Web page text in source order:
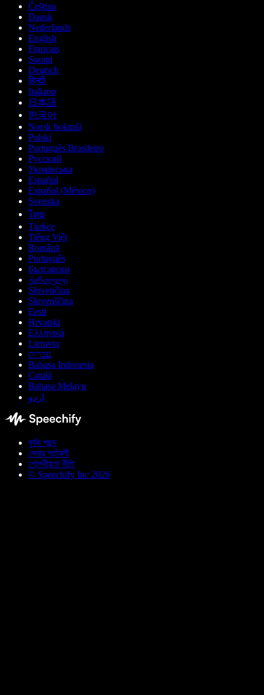
Čeština
Dansk
Nederlands
English
Français
Suomi
Deutsch
हिन्दी
Italiano
日本語
한국어
Norsk bokmål
Polski
Português Brasileiro
Русский
Українська
Español
Español (México)
Svenska
ไทย
Türkçe
Tiếng Việt
Română
Português
Български
ქართული
Slovenčina
Slovenščina
Eesti
Hrvatski
Ελληνικά
Lietuvių
עברית
Bahasa Indonesia
Català
Bahasa Melayu
اردو
কুকি পছন্দ
সেবার শর্তাবলী
গোপনীয়তা নীতি
© Speechify Inc 2026